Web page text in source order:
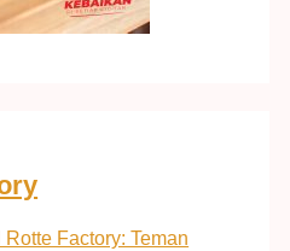
Factory: Teman